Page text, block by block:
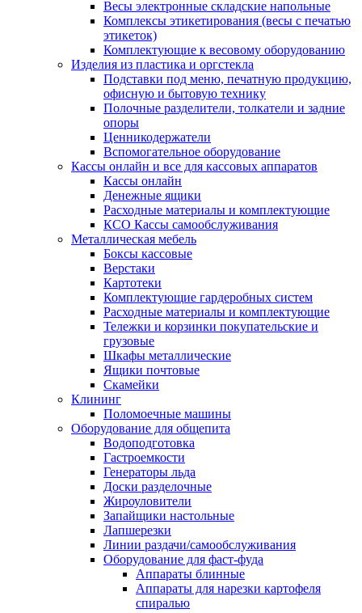
Весы электронные складские напольные
Комплексы этикетирования (весы с печатью
этикеток)
Комплектующие к весовому оборудованию
Изделия из пластика и оргстекла
Подставки под меню, печатную продукцию,
офисную и бытовую технику
Полочные разделители, толкатели и задние
опоры
Ценникодержатели
Вспомогательное оборудование
Кассы онлайн и все для кассовых аппаратов
Кассы онлайн
Денежные ящики
Расходные материалы и комплектующие
КСО Кассы самообслуживания
Металлическая мебель
Боксы кассовые
Верстаки
Картотеки
Комплектующие гардеробных систем
Расходные материалы и комплектующие
Тележки и корзинки покупательские и
грузовые
Шкафы металлические
Ящики почтовые
Скамейки
Клининг
Поломоечные машины
Оборудование для общепита
Водоподготовка
Гастроемкости
Генераторы льда
Доски разделочные
Жироуловители
Запайщики настольные
Лапшерезки
Линии раздачи/самообслуживания
Оборудование для фаст-фуда
Аппараты блинные
Аппараты для нарезки картофеля
спиралью